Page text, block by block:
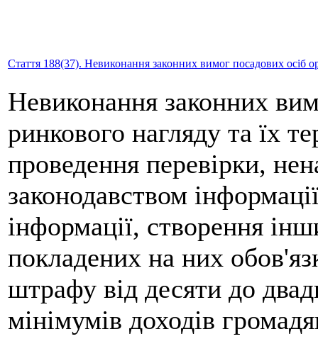
Стаття 188(37). Невиконання законних вимог посадових осіб
Невиконання законних
ринкового нагляду та їх
проведення перевірки,
законодавством
інформації, створення
покладених на них
штрафу від десяти до
мінімумів доходів